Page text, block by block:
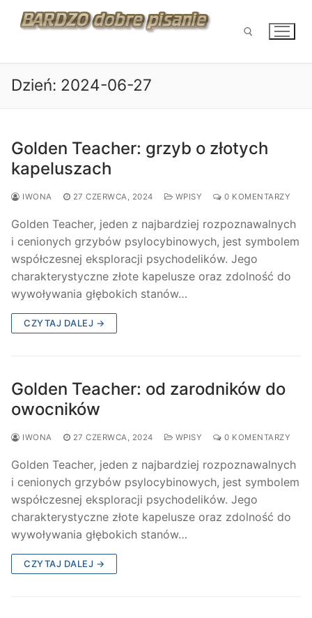
Przejdź
Szukaj:
Dzień: 2024-06-27
Golden Teacher: grzyb o złotych
kapeluszach
IWONA 27 CZERWCA, 2024 WPISY 0 KOMENTARZY
Golden Teacher, jeden z najbardziej rozpoznawalnych
i cenionych grzybów psylocybinowych, jest symbolem
współczesnej eksploracji psychodelików. Jego
charakterystyczne złote kapelusze oraz zdolność do
wywoływania głębokich stanów…
CZYTAJ DALEJ →
Golden Teacher: od zarodników do
owocników
IWONA 27 CZERWCA, 2024 WPISY 0 KOMENTARZY
Golden Teacher, jeden z najbardziej rozpoznawalnych
i cenionych grzybów psylocybinowych, jest symbolem
współczesnej eksploracji psychodelików. Jego
charakterystyczne złote kapelusze oraz zdolność do
wywoływania głębokich stanów…
CZYTAJ DALEJ →